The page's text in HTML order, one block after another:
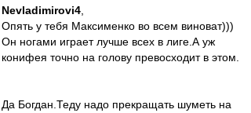
Nevladimirovi4
Опять у тебя Максименко во всем виноват)))
Он ногами играет лучше всех в лиге.А уж
конифея точно на голову превосходит в этом.
Да Богдан.Теду надо прекращать шуметь на